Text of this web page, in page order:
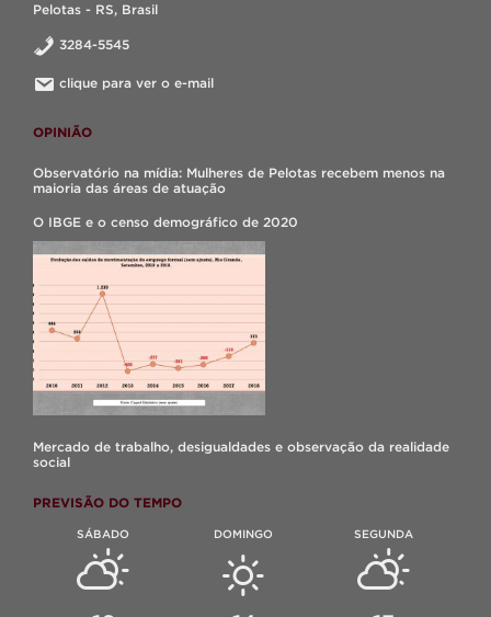
Pelotas - RS, Brasil
3284-5545
clique para ver o e-mail
OPINIÃO
Observatório na mídia: Mulheres de Pelotas recebem menos na
maioria das áreas de atuação
O IBGE e o censo demográfico de 2020
Mercado de trabalho, desigualdades e observação da realidade
social
PREVISÃO DO TEMPO
SÁBADO DOMINGO SEGUNDA